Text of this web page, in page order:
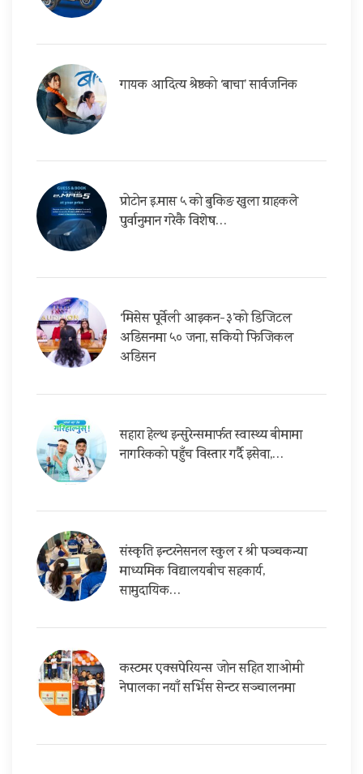
गायक आदित्य श्रेष्ठको ‘बाचा’ सार्वजनिक
प्रोटोन इ.मास ५ को बुकिङ खुला ग्राहकले
पुर्वानुमान गरेकै विशेष…
‘मिसेस पूर्वेली आइकन-३’को डिजिटल
अडिसनमा ५० जना, सकियो फिजिकल
अडिसन
सहारा हेल्थ इन्सुरेन्समार्फत स्वास्थ्य बीमामा
नागरिकको पहुँच विस्तार गर्दै इसेवा,…
संस्कृति इन्टरनेसनल स्कुल र श्री पञ्चकन्या
माध्यमिक विद्यालयबीच सहकार्य,
सामुदायिक…
कस्टमर एक्सपेरियन्स जोन सहित शाओमी
नेपालका नयाँ सर्भिस सेन्टर सञ्चालनमा